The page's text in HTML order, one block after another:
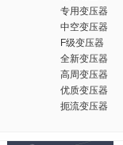
专用变压器
中空变压器
F级变压器
全新变压器
高周变压器
优质变压器
扼流变压器